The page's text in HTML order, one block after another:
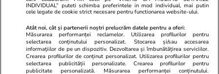
Proiectul Legii salarizării,
publicat de Ministerul Muncii:
Cum se calculează salariile de
bază în sectorul bugetar
INDIVIDUAL” puteti schimba preferintele in mod individual, mai putin
cele legate de cookie strict necesare pentru functionarea website-ului.
Atât noi, cât și partenerii noștri prelucrăm datele pentru a oferi:
Măsurarea performanței reclamelor. Utilizarea profilurilor pentru
selectarea conținutului personalizat. Stocarea și/sau accesarea
informațiilor de pe un dispozitiv. Dezvoltarea și îmbunătățirea serviciilor.
Crearea profilurilor de conținut personalizat. Utilizarea profilurilor pentru
selectarea publicității personalizate. Crearea profilurilor pentru
publicitate personalizată. Măsurarea performanței conținutului.